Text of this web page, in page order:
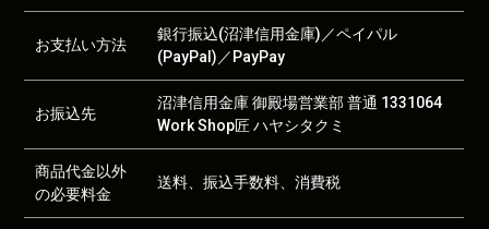
お支払い方法
銀行振込(沼津信用金庫)／ペイパル
(PayPal)／PayPay
お振込先
沼津信用金庫 御殿場営業部 普通 1331064
Work Shop匠 ハヤシタクミ
商品代金以外
の必要料金
送料、振込手数料、消費税